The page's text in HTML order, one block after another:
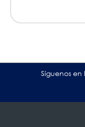
Síguenos en